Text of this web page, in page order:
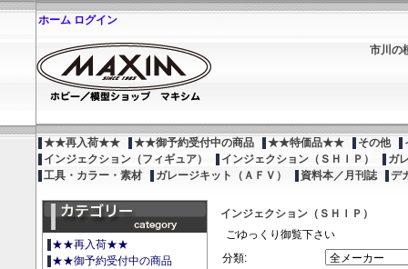
ホーム ログイン
市川の
★★再入荷★★ ★★御予約受付中の商品 ★★特価品★★ その他
インジェクション（フィギュア）
インジェクション（ＳＨＩＰ）
ガ
工具・カラー・素材
ガレージキット（ＡＦＶ） 資料本／月刊誌 デ
★★再入荷★★
★★御予約受付中の商品
インジェクション（ＳＨＩＰ）
ごゆっくり御覧下さい
分類: